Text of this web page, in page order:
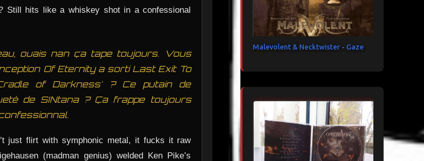
Still hits like a whiskey shot in a confessional
ouais nan ça tape toujours. Vous
Of Eternity a sorti Last Exit To
of Darkness' ? Ce putain de
de SINtana ? Ça frappe toujours
just flirt with symphonic metal, it fucks it raw
(madman genius) welded Ken Pike’s
Malevolent & Necktwister - Gaze